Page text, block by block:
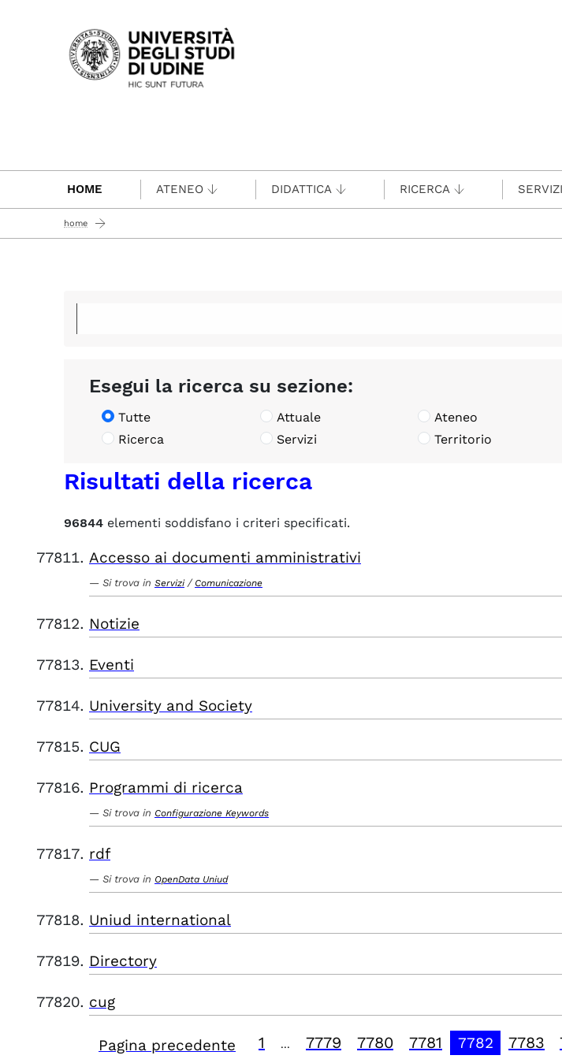
Passa al contenuto principale
HOME ATENEO DIDATTICA RICERCA SERVIZI
home
Esegui la ricerca su sezione:
Tutte Attuale Ateneo
Ricerca
Servizi Territorio
Risultati della ricerca
96844 elementi soddisfano i criteri specificati.
Accesso ai documenti amministrativi
Si trova in Servizi / Comunicazione
Notizie
Eventi
University and Society
CUG
Programmi di ricerca
Si trova in Configurazione Keywords
rdf
Si trova in OpenData Uniud
Uniud international
Directory
cug
Pagina precedente 1 7779 7780 7781 7782 7783